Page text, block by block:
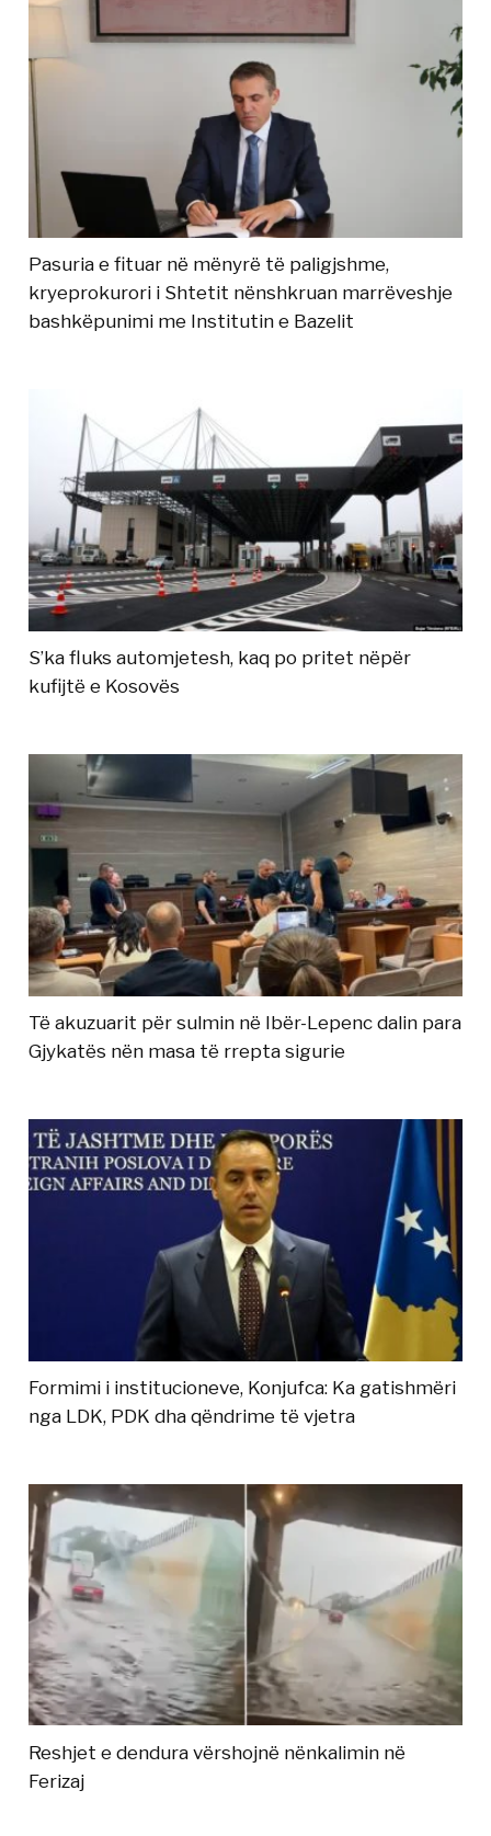
Pasuria e fituar në mënyrë të paligjshme,
kryeprokurori i Shtetit nënshkruan marrëveshje
bashkëpunimi me Institutin e Bazelit
S’ka fluks automjetesh, kaq po pritet nëpër
kufijtë e Kosovës
Të akuzuarit për sulmin në Ibër-Lepenc dalin para
Gjykatës nën masa të rrepta sigurie
Formimi i institucioneve, Konjufca: Ka gatishmëri
nga LDK, PDK dha qëndrime të vjetra
Reshjet e dendura vërshojnë nënkalimin në
Ferizaj